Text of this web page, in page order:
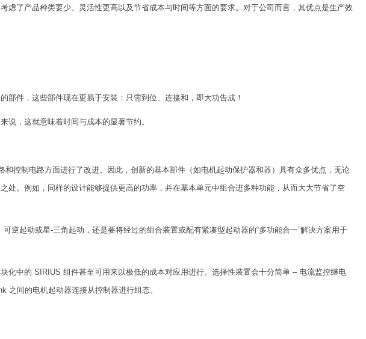
虑了产品种类要少、灵活性更高以及节省成本与时间等方面的要求。对于公司而言，其优点是生产效
件，这些部件现在更易于安装：只需到位、连接和，即大功告成！
说，这就意味着时间与成本的显著节约。
控制电路方面进行了改进。因此，创新的基本部件（如电机起动保护器和器）具有众多优点，无论
处。例如，同样的设计能够提供更高的功率，并在基本单元中组合进多种功能，从而大大节省了空
逆起动或星-三角起动，还是要将经过的组合装置或配有紧凑型起动器的“多功能合一”解决方案用于
化中的 SIRIUS 组件甚至可用来以极低的成本对应用进行。选择性装置会十分简单 – 电流监控继电
之间的电机起动器连接从控制器进行组态。